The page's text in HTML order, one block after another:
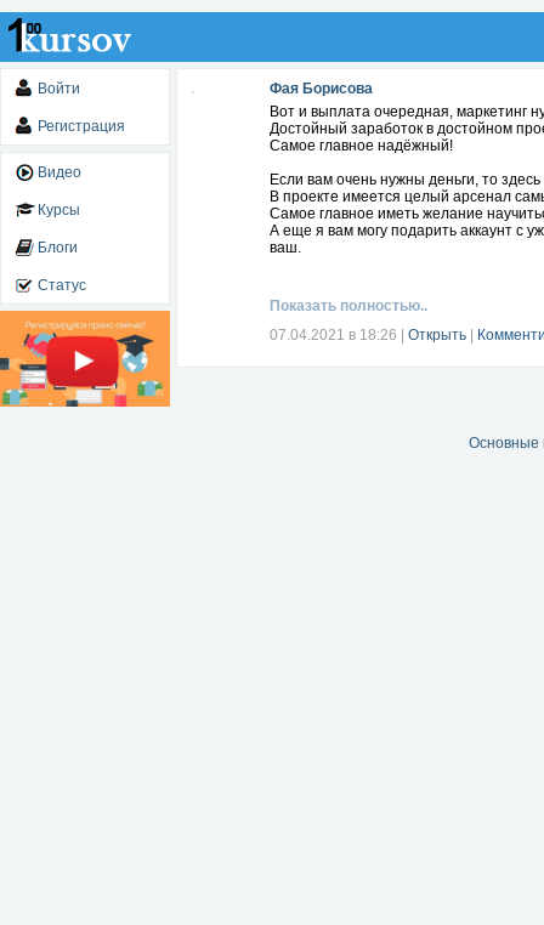
Войти
Регистрация
Видео
Курсы
Блоги
Статус
Фая Борисова
Вот и выплата очередная, маркетинг
Достойный заработок в достойном
Самое главное надёжный!
Если вам очень нужны деньги, то
В проекте имеется целый арсенал
Самое главное иметь желание
А еще я вам могу подарить аккаунт с
ваш.
Показать полностью..
07.04.2021 в 18:26
Открыть
Основные